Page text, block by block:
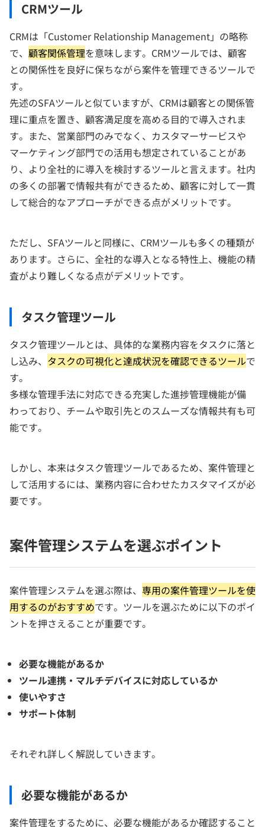
CRMツール
CRMは「Customer Relationship Management」の略称
で、 顧客関係管理を意味します。CRMツールでは、顧客
との関係性を良好に保ちながら案件を管理できるツールで
す。
先述のSFAツールと似ていますが、CRMは顧客との関係管
理に重点を置き、顧客満足度を高める目的で導入されま
す。また、営業部門のみでなく、カスタマーサービスや
マーケティング部門での活用も想定されていることがあ
り、より全社的に導入を検討するツールと言えます。社内
の多くの部署で情報共有ができるため、顧客に対して一貫
して総合的なアプローチができる点がメリットです。
ただし、SFAツールと同様に、CRMツールも多くの種類が
あります。さらに、全社的な導入となる特性上、機能の精
査がより難しくなる点がデメリットです。
タスク管理ツール
タスク管理ツールとは、具体的な業務内容をタスクに落と
し込み、 タスクの可視化と達成状況を確認できるツールで
す。
多様な管理手法に対応できる充実した進捗管理機能が備
わっており、チームや取引先とのスムーズな情報共有も可
能です。
しかし、本来はタスク管理ツールであるため、案件管理と
して活用するには、業務内容に合わせたカスタマイズが必
要です。
案件管理システムを選ぶポイント
案件管理システムを選ぶ際は、 専用の案件管理ツールを使
用するのがおすすめです。ツールを選ぶために以下のポイ
ントを押さえることが重要です。
必要な機能があるか
ツール連携・マルチデバイスに対応しているか
使いやすさ
サポート体制
それぞれ詳しく解説していきます。
必要な機能があるか
案件管理をするために、必要な機能があるか確認すること